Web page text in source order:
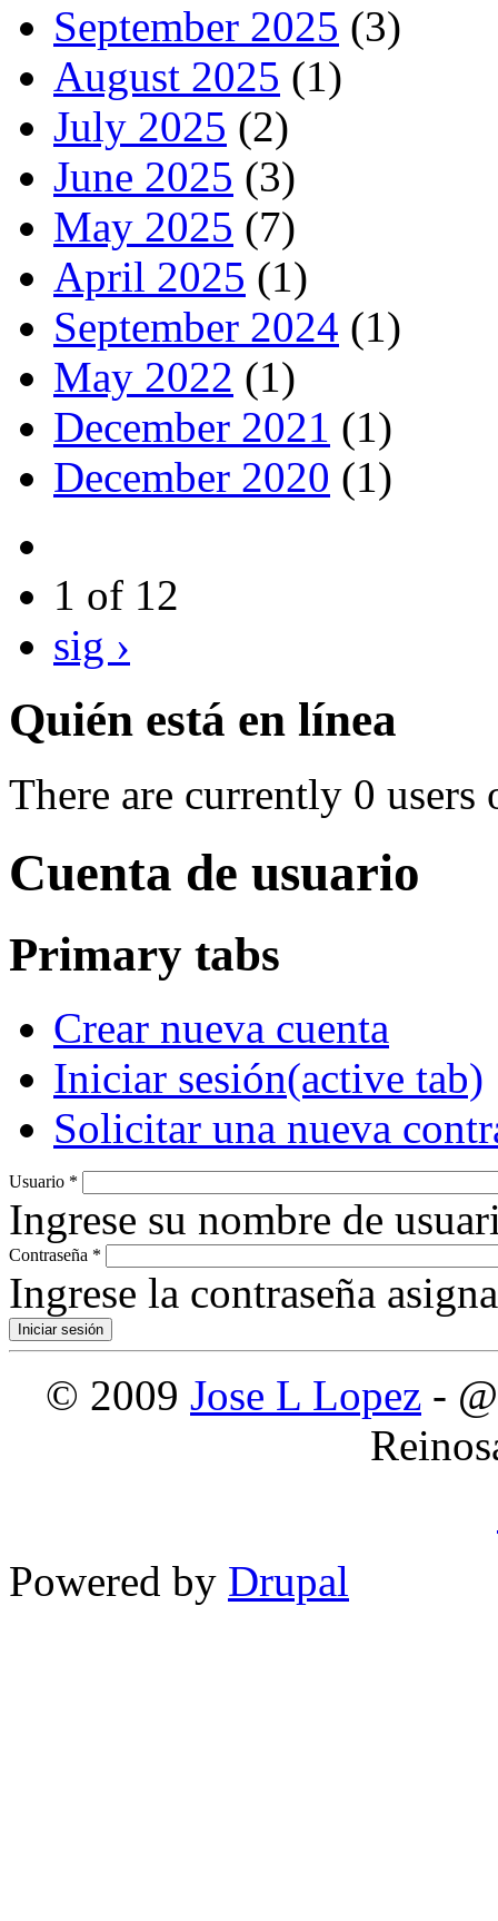
September 2025 (3)
August 2025 (1)
July 2025 (2)
June 2025 (3)
May 2025 (7)
April 2025 (1)
September 2024 (1)
May 2022 (1)
December 2021 (1)
December 2020 (1)
1 of 12
sig ›
Quién está en línea
There are currently 0 users
Cuenta de usuario
Primary tabs
Crear nueva cuenta
Iniciar sesión(active tab)
Solicitar una nueva
Usuario *
Ingrese su nombre de
Contraseña *
Ingrese la contraseña
© 2009 Jose L Lopez -
Powered by Drupal